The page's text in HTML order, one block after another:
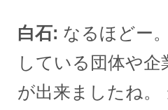
白石 なるほどー
している団体や
が出来ましたね